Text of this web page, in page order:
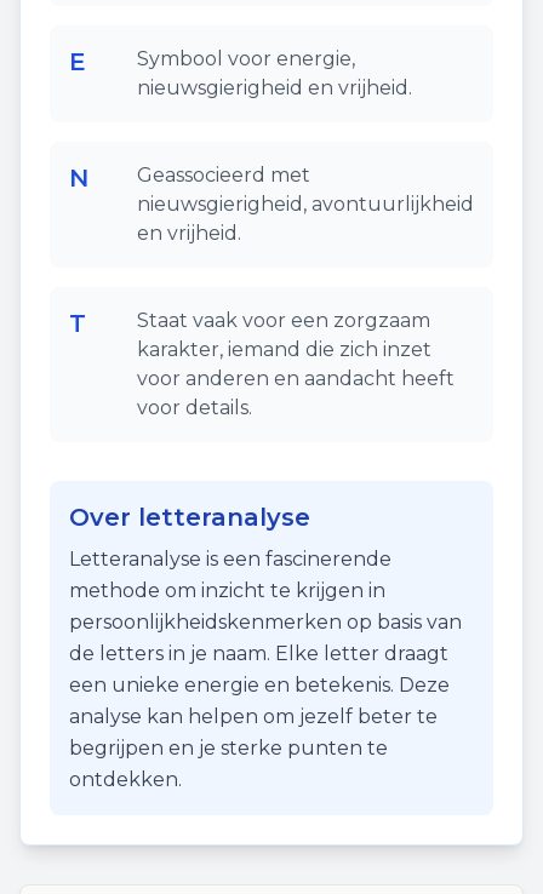
E
Symbool voor energie,
nieuwsgierigheid en vrijheid.
N
Geassocieerd met
nieuwsgierigheid, avontuurlijkheid
en vrijheid.
T
Staat vaak voor een zorgzaam
karakter, iemand die zich inzet
voor anderen en aandacht heeft
voor details.
Over letteranalyse
Letteranalyse is een fascinerende
methode om inzicht te krijgen in
persoonlijkheidskenmerken op basis van
de letters in je naam. Elke letter draagt
een unieke energie en betekenis. Deze
analyse kan helpen om jezelf beter te
begrijpen en je sterke punten te
ontdekken.